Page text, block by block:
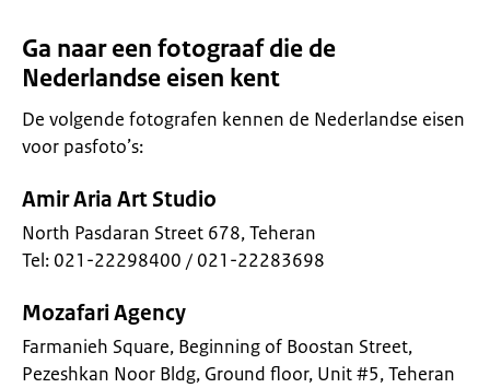
Ga naar een fotograaf die de
Nederlandse eisen kent
De volgende fotografen kennen de Nederlandse eisen
voor pasfoto’s:
Amir Aria Art Studio
North Pasdaran Street 678, Teheran
Tel: 021-22298400 / 021-22283698
Mozafari Agency
Farmanieh Square, Beginning of Boostan Street,
Pezeshkan Noor Bldg, Ground floor, Unit #5, Teheran